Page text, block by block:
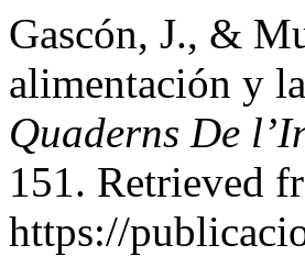
Gascón, J., &
alimentación y
Quaderns De
151. Retrieved
https://